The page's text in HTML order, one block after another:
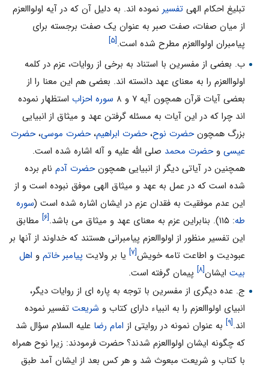
تبلیغ احکام الهى تفسیرنموده اند. به دلیل آن که در آیه اولواالعزم
از میان صفات، صفت صبر به عنوان یک صفت برجسته براى
پیامبران اولواالعزم مطرح شده است.[۵]
ب. بعضى از مفسرین با استناد به برخى از روایات، عزم در کلمه
اولواالعزم را به معناى عهد دانسته اند. بعضى هم این معنا را از
بعضى آیات قرآن همچون آیه ۷ و ۸
سوره احزاباستظهار نموده
اند چرا که در این آیات به مسئله گرفتن عهد و میثاق از انبیایى
بزرگ همچونحضرت نوح،حضرت ابراهیم،حضرت موسى،حضرت
عیسىوحضرت محمد صلى الله علیه و آله اشاره شده است.
همچنین در آیاتى دیگر از انبیایى همچونحضرت آدمنام برده
شده است که در عمل به عهد و میثاق الهى موفق نبوده است و از
این عدم موفقیت به فقدان عزم در ایشان اشاره شده است (سوره
طه: ۱۱۵). بنابراین عزم به معناى عهد و میثاق مى باشد. [۶] مطابق
این تفسیر منظور از اولواالعزم پیامبرانى هستند که خداوند از آنها بر
عبودیت و اطاعت تامه خویش[۷] یا بر ولایت پیامبر خاتمو اهل
بیتایشان[۸] پیمان گرفته است.
ج. عده دیگرى از مفسرین با توجه به پاره اى از روایات دیگر،
انبیاى اولواالعزم را به انبیاء داراى کتاب و شریعتتفسیر نموده
اند.[۹] به عنوان نمونه در روایتى از امام رضا علیه السلام سؤال شد
که چگونه ایشان اولواالعزم شدند؟ حضرت فرمودند: زیرا نوح همراه
با کتاب و شریعت مبعوث شد و هر کس بعد از ایشان آمد طبق